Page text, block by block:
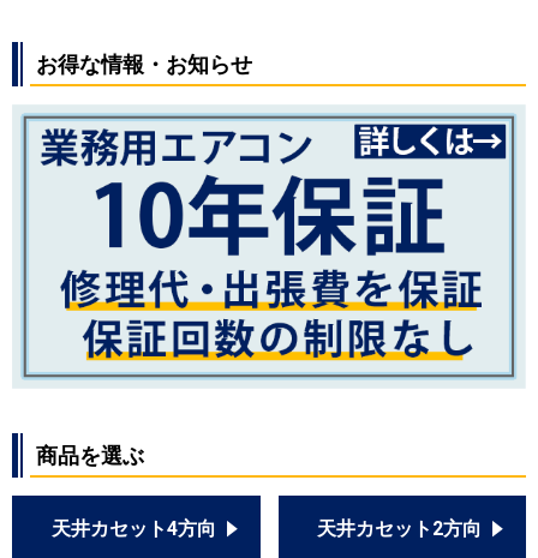
お得な情報・お知らせ
商品を選ぶ
天井カセット4方向 天井カセット2方向